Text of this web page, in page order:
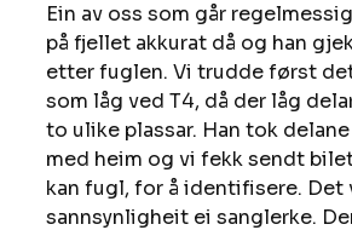
Ein av oss som går
på fjellet akkurat då og han
etter fuglen. Vi trudde først
som låg ved T4, då der låg
to ulike plassar. Han tok
med heim og vi fekk sendt
kan fugl, for å identifisere. Det
sannsynligheit ei sanglerke.